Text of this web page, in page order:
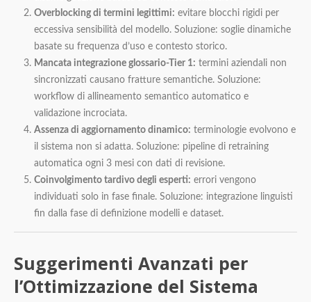
Overblocking di termini legittimi: evitare blocchi rigidi per
eccessiva sensibilità del modello. Soluzione: soglie dinamiche
basate su frequenza d’uso e contesto storico.
Mancata integrazione glossario-Tier 1: termini aziendali non
sincronizzati causano fratture semantiche. Soluzione:
workflow di allineamento semantico automatico e
validazione incrociata.
Assenza di aggiornamento dinamico: terminologie evolvono e
il sistema non si adatta. Soluzione: pipeline di retraining
automatica ogni 3 mesi con dati di revisione.
Coinvolgimento tardivo degli esperti: errori vengono
individuati solo in fase finale. Soluzione: integrazione linguisti
fin dalla fase di definizione modelli e dataset.
Suggerimenti Avanzati per
l’Ottimizzazione del Sistema